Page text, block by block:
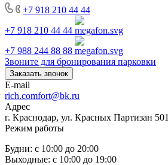
+7 918 210 44 44
+7 918 210 44 44
+7 988 244 88 88
Звоните для бронирования парковки
Заказать звонок
E-mail
rich.comfort@bk.ru
Адрес
г. Краснодар, ул. Красных Партизан 501
Режим работы
Будни: с 10:00 до 20:00
Выходные: с 10:00 до 19:00